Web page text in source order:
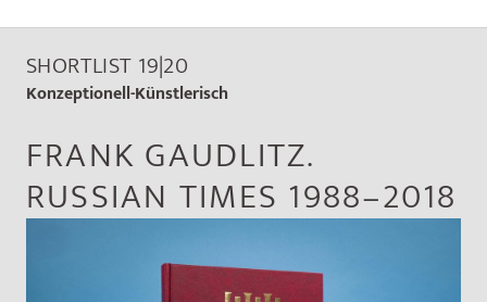
SHORTLIST 19|20
Konzeptionell-Künstlerisch
FRANK GAUDLITZ.
RUSSIAN TIMES 1988–2018